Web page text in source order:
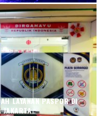
LAYANAN PASPOR DI
JAKARTA